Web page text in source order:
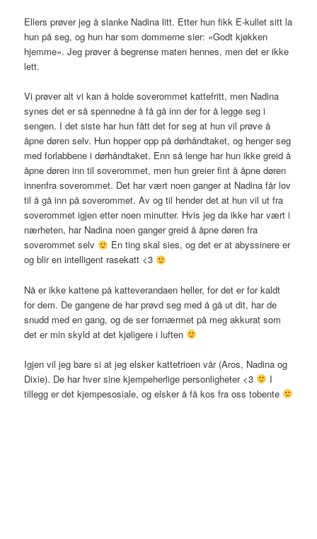
Ellers prøver jeg å slanke Nadina litt. Etter hun fikk E-kullet sitt la
hun på seg, og hun har som dommerne sier: «Godt kjøkken
hjemme». Jeg prøver å begrense maten hennes, men det er ikke
lett.
Vi prøver alt vi kan å holde soverommet kattefritt, men Nadina
synes det er så spennedne å få gå inn der for å legge seg i
sengen. I det siste har hun fått det for seg at hun vil prøve å
åpne døren selv. Hun hopper opp på dørhåndtaket, og henger seg
med forlabbene i dørhåndtaket. Enn så lenge har hun ikke greid å
åpne døren inn til soverommet, men hun greier fint å åpne døren
innenfra soverommet. Det har vært noen ganger at Nadina får lov
til å gå inn på soverommet. Av og til hender det at hun vil ut fra
soverommet igjen etter noen minutter. Hvis jeg da ikke har vært i
nærheten, har Nadina noen ganger greid å åpne døren fra
soverommet selv
En ting skal sies, og det er at abyssinere er
og blir en intelligent rasekatt <3
Nå er ikke kattene på katteverandaen heller, for det er for kaldt
for dem. De gangene de har prøvd seg med å gå ut dit, har de
snudd med en gang, og de ser fornærmet på meg akkurat som
det er min skyld at det kjøligere i luften
Igjen vil jeg bare si at jeg elsker kattetrioen vår (Aros, Nadina og
Dixie). De har hver sine kjempeherlige personligheter <3
I
tillegg er det kjempesosiale, og elsker å få kos fra oss tobente